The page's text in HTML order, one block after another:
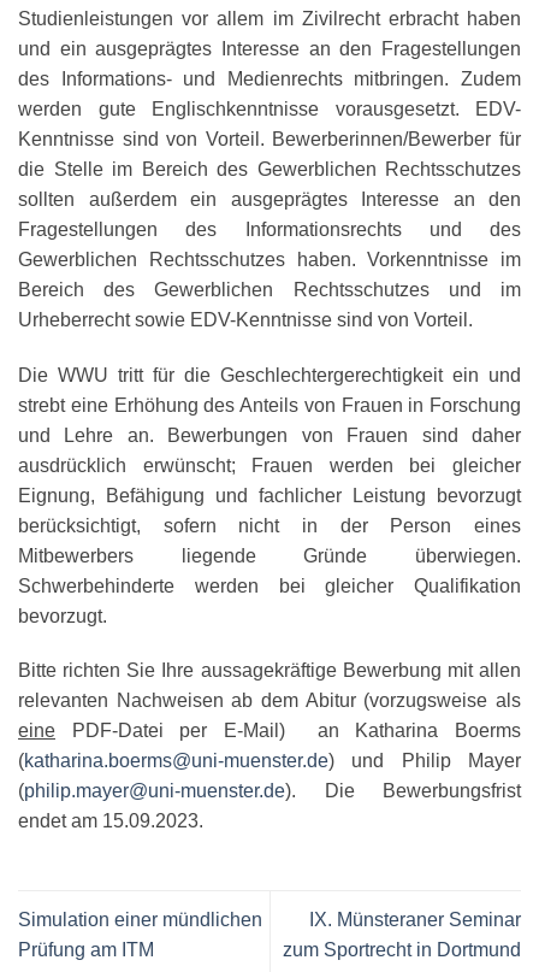
Studienleistungen vor allem im Zivilrecht erbracht haben
und ein ausgeprägtes Interesse an den Fragestellungen
des Informations- und Medienrechts mitbringen. Zudem
werden gute Englischkenntnisse vorausgesetzt. EDV-
Kenntnisse sind von Vorteil. Bewerberinnen/Bewerber für
die Stelle im Bereich des Gewerblichen Rechtsschutzes
sollten außerdem ein ausgeprägtes Interesse an den
Fragestellungen des Informationsrechts und des
Gewerblichen Rechtsschutzes haben. Vorkenntnisse im
Bereich des Gewerblichen Rechtsschutzes und im
Urheberrecht sowie EDV-Kenntnisse sind von Vorteil.
Die WWU tritt für die Geschlechtergerechtigkeit ein und
strebt eine Erhöhung des Anteils von Frauen in Forschung
und Lehre an. Bewerbungen von Frauen sind daher
ausdrücklich erwünscht; Frauen werden bei gleicher
Eignung, Befähigung und fachlicher Leistung bevorzugt
berücksichtigt, sofern nicht in der Person eines
Mitbewerbers liegende Gründe überwiegen.
Schwerbehinderte werden bei gleicher Qualifikation
bevorzugt.
Bitte richten Sie Ihre aussagekräftige Bewerbung mit allen
relevanten Nachweisen ab dem Abitur (vorzugsweise als
eine PDF-Datei per E-Mail) an Katharina Boerms
(katharina.boerms@uni-muenster.de) und Philip Mayer
(philip.mayer@uni-muenster.de). Die Bewerbungsfrist
endet am 15.09.2023.
Simulation einer mündlichen
Prüfung am ITM
IX. Münsteraner Seminar
zum Sportrecht in Dortmund